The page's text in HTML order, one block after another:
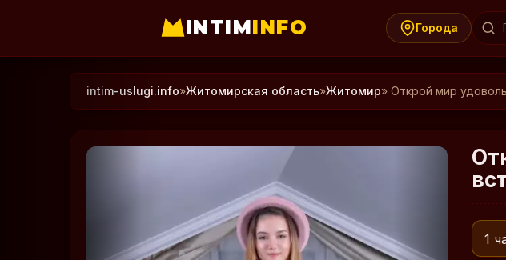
INTIMINFO Города
intim-uslugi.info»Житомирская область»Житомир» Открой мир
1